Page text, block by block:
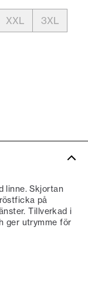
XXL
3XL
linne. Skjortan
på
Tillverkad i
ger utrymme för